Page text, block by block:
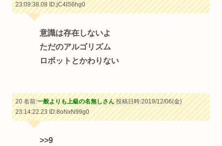
23:09:38.08ID:jC4IS6hg0
意識は存在しないよ
ただのアルゴリズム
ロボットとかわりない
20 名前:一般よりも上級の名無しさん投稿日時:2019/12/06(金)
23:14:22.23ID:8oNxN99g0
>>9